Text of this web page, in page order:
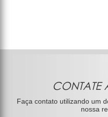
CONTATE
Faça contato utilizando um
nossa